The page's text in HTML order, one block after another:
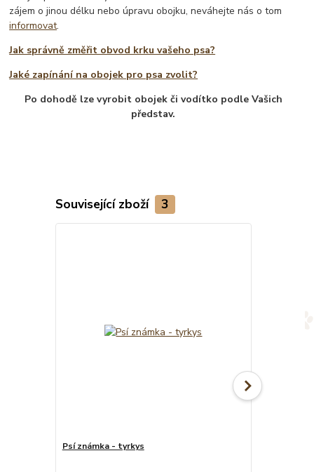
zájem o jinou délku nebo úpravu obojku, neváhejte nás o tom
informovat.
Jak správně změřit obvod krku vašeho psa?
Jaké zapínání na obojek pro psa zvolit?
Po dohodě lze vyrobit obojek či vodítko podle Vašich
představ.
Související zboží 3
Psí známka - tyrkys